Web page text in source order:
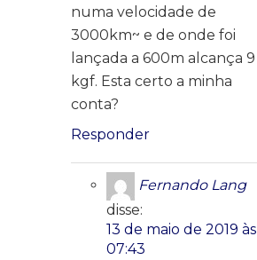
numa velocidade de
3000km~ e de onde foi
lançada a 600m alcança 9
kgf. Esta certo a minha
conta?
Responder
Fernando Lang
disse:
13 de maio de 2019 às
07:43